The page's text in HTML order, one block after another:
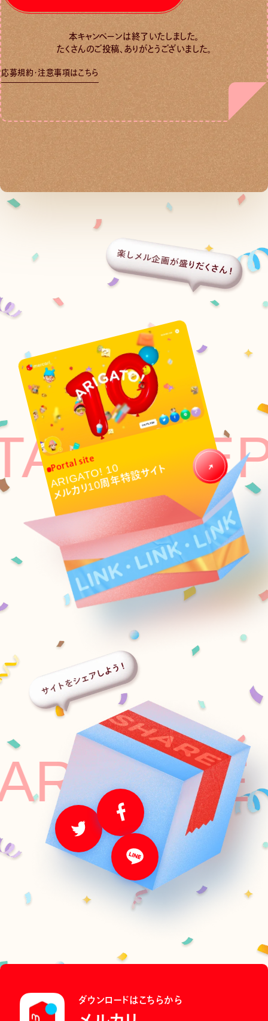
本キャンペーンは終了いたしました。
たくさんのご投稿、ありがとうございました。
応募規約・注意事項はこちら
Portal site
ARIGATO!10
メルカリ10周年特設サイト
ダウンロードはこちらから